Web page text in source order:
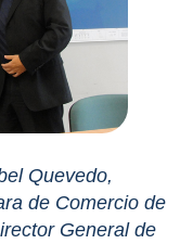
Quevedo,
de Comercio de
Generalde